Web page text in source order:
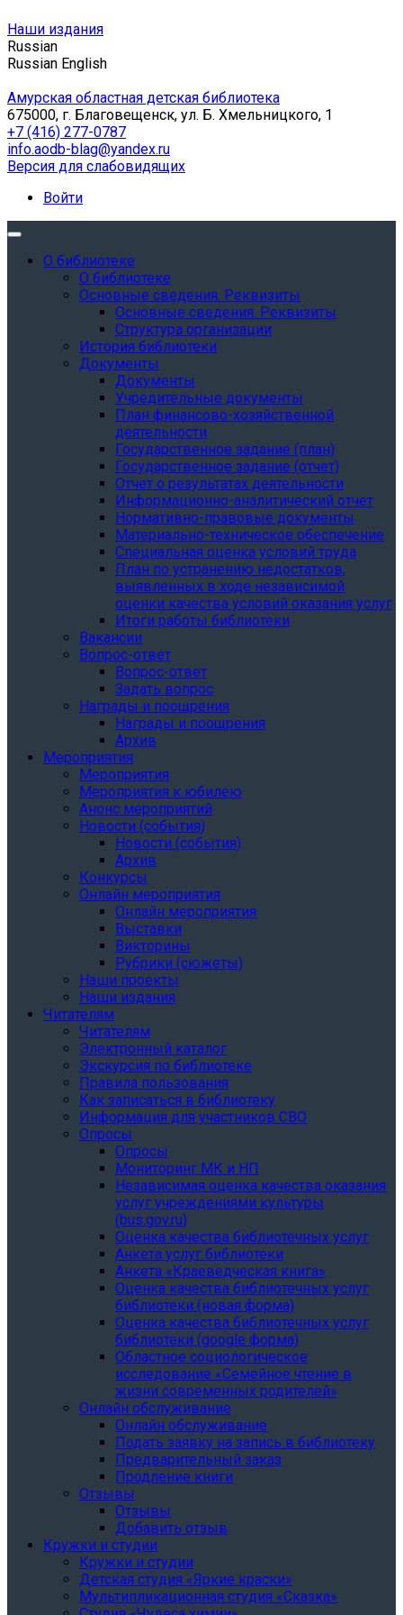
Наши издания
Russian
Russian English
Амурская областная детская библиотека
675000, г. Благовещенск, ул. Б. Хмельницкого, 1
+7 (416) 277-0787
info.aodb-blag@yandex.ru
Версия для слабовидящих
Войти
О библиотеке
О библиотеке
Основные сведения. Реквизиты
Основные сведения. Реквизиты
Структура организации
История библиотеки
Документы
Документы
Учредительные документы
План финансово-хозяйственной
деятельности
Государственное задание (план)
Государственное задание (отчет)
Отчет о результатах деятельности
Информационно-аналитический отчет
Нормативно-правовые документы
Материально-техническое обеспечение
Специальная оценка условий труда
План по устранению недостатков,
выявленных в ходе независимой
оценки качества условий оказания услуг
Итоги работы библиотеки
Вакансии
Вопрос-ответ
Вопрос-ответ
Задать вопрос
Награды и поощрения
Награды и поощрения
Архив
Мероприятия
Мероприятия
Мероприятия к юбилею
Анонс мероприятий
Новости (события)
Новости (события)
Архив
Конкурсы
Онлайн мероприятия
Онлайн мероприятия
Выставки
Викторины
Рубрики (сюжеты)
Наши проекты
Наши издания
Читателям
Читателям
Электронный каталог
Экскурсия по библиотеке
Правила пользования
Как записаться в библиотеку
Информация для участников СВО
Опросы
Опросы
Мониторинг МК и НП
Независимая оценка качества оказания
услуг учреждениями культуры
(bus.gov.ru)
Оценка качества библиотечных услуг
Анкета услуг библиотеки
Анкета «Краеведческая книга»
Oценка качества библиотечных услуг
библиотеки (новая форма)
Oценка качества библиотечных услуг
библиотеки (google форма)
Областное социологическое
исследование «Семейное чтение в
жизни современных родителей»
Онлайн обслуживание
Онлайн обслуживание
Подать заявку на запись в библиотеку
Предварительный заказ
Продление книги
Отзывы
Отзывы
Добавить отзыв
Кружки и студии
Кружки и студии
Детская студия «Яркие краски»
Мультипликационная студия «Сказка»